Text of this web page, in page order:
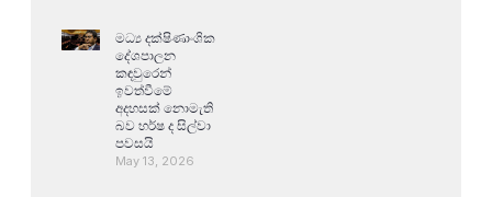
මධ්‍ය දක්ෂිණාංශික
දේශපාලන
කඳවුරෙන්
ඉවත්වීමේ
අදහසක් නොමැති
බව හර්ෂ ද සිල්වා
පවසයි
May 13, 2026